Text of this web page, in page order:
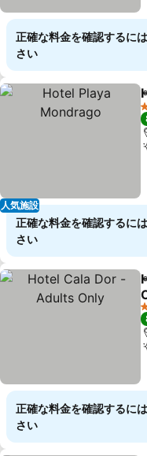
正確な料金を確認するに
さい
人気施設
正確な料金を確認するに
さい
正確な料金を確認するに
さい